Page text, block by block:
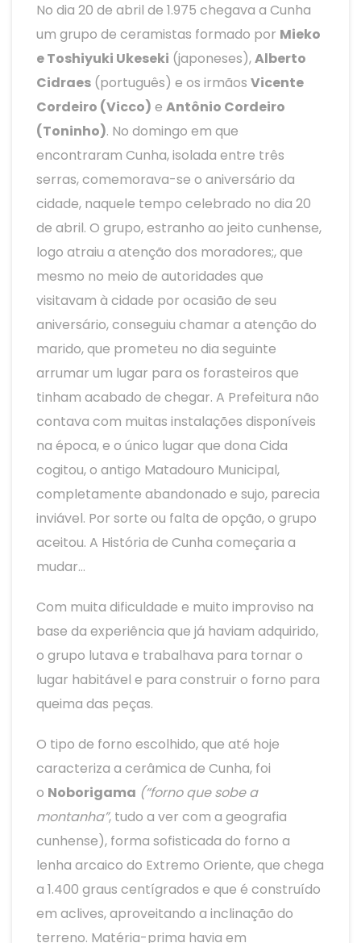
No dia 20 de abril de 1.975 chegava a Cunha
um grupo de ceramistas formado por Mieko
e Toshiyuki Ukeseki (japoneses),Alberto
Cidraes (português) e os irmãos Vicente
Cordeiro (Vicco) e Antônio Cordeiro
(Toninho). No domingo em que
encontraram Cunha, isolada entre três
serras, comemorava-se o aniversário da
cidade, naquele tempo celebrado no dia 20
de abril. O grupo, estranho ao jeito cunhense,
logo atraiu a atenção dos moradores;, que
mesmo no meio de autoridades que
visitavam à cidade por ocasião de seu
aniversário, conseguiu chamar a atenção do
marido, que prometeu no dia seguinte
arrumar um lugar para os forasteiros que
tinham acabado de chegar. A Prefeitura não
contava com muitas instalações disponíveis
na época, e o único lugar que dona Cida
cogitou, o antigo Matadouro Municipal,
completamente abandonado e sujo, parecia
inviável. Por sorte ou falta de opção, o grupo
aceitou. A História de Cunha começaria a
mudar…
Com muita dificuldade e muito improviso na
base da experiência que já haviam adquirido,
o grupo lutava e trabalhava para tornar o
lugar habitável e para construir o forno para
queima das peças.
O tipo de forno escolhido, que até hoje
caracteriza a cerâmica de Cunha, foi
o Noborigama (“forno que sobe a
montanha”, tudo a ver com a geografia
cunhense), forma sofisticada do forno a
lenha arcaico do Extremo Oriente, que chega
a 1.400 graus centígrados e que é construído
em aclives, aproveitando a inclinação do
terreno. Matéria-prima havia em